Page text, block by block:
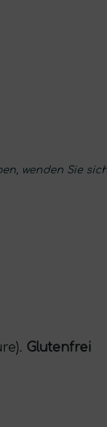
wenden Sie
Glutenfrei